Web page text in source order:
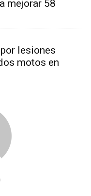
mejorar 58
lesiones
motos en